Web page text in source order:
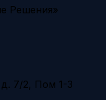
Решения»
7/2, Пом 1-3